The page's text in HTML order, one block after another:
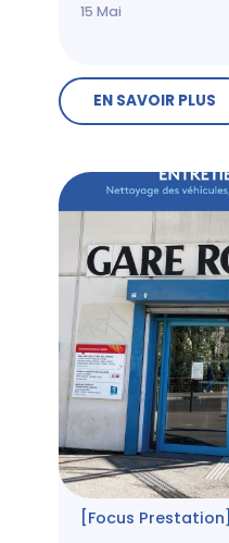
15 Mai
EN SAVOIR PLUS
[Focus Prestation]